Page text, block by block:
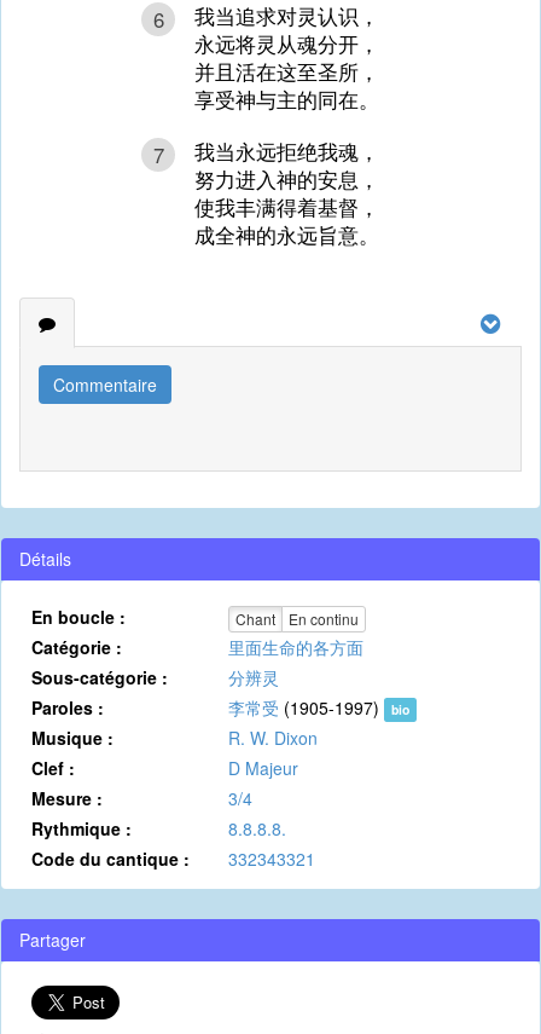
6
我当追求对灵认识，
永远将灵从魂分开，
并且活在这至圣所，
享受神与主的同在。
7
我当永远拒绝我魂，
努力进入神的安息，
使我丰满得着基督，
成全神的永远旨意。
Commentaire
Détails
En boucle : Chant En continu
Catégorie :
里面生命的各方面
Sous-catégorie :
分辨灵
Paroles :
李常受 (1905-1997) bio
Musique :
R. W. Dixon
Clef :
D Majeur
Mesure :
3/4
Rythmique :
8.8.8.8.
Code du cantique :
332343321
Partager